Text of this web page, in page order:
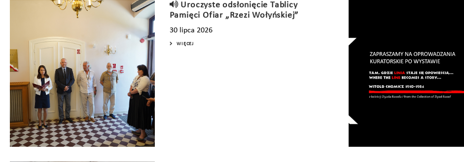
Uroczyste odsłonięcie Tablicy
Pamięci Ofiar „Rzezi Wołyńskiej”
30 lipca 2026
WIĘCEJ